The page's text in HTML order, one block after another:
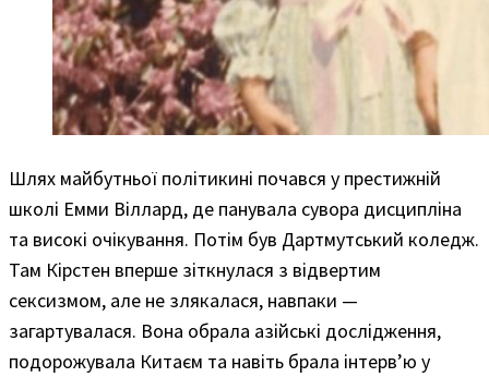
Шлях майбутньої політикині почався у престижній
школі Емми Віллард, де панувала сувора дисципліна
та високі очікування. Потім був Дартмутський коледж.
Там Кірстен вперше зіткнулася з відвертим
сексизмом, але не злякалася, навпаки —
загартувалася. Вона обрала азійські дослідження,
подорожувала Китаєм та навіть брала інтерв’ю у